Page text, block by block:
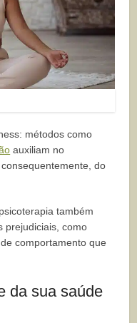
métodos como
auxiliam no
do
também
prejudiciais, como
comportamento que
da sua saúde